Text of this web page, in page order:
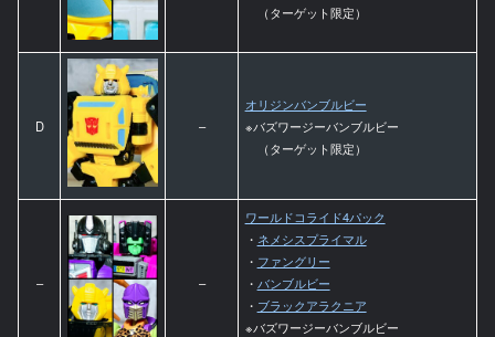
（ターゲット限定）
D –
オリジンバンブルビー
※バズワージーバンブルビー
（ターゲット限定）
– –
ワールドコライド4パック
・ ネメシスプライマル
・ ファングリー
・ バンブルビー
・ ブラックアラクニア
※バズワージーバンブルビー